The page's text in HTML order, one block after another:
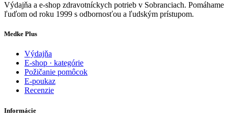
Výdajňa a e-shop zdravotníckych potrieb v Sobranciach. Pomáhame
ľuďom od roku 1999 s odbornosťou a ľudským prístupom.
Medke Plus
Výdajňa
E-shop · kategórie
Požičanie pomôcok
E-poukaz
Recenzie
Informácie